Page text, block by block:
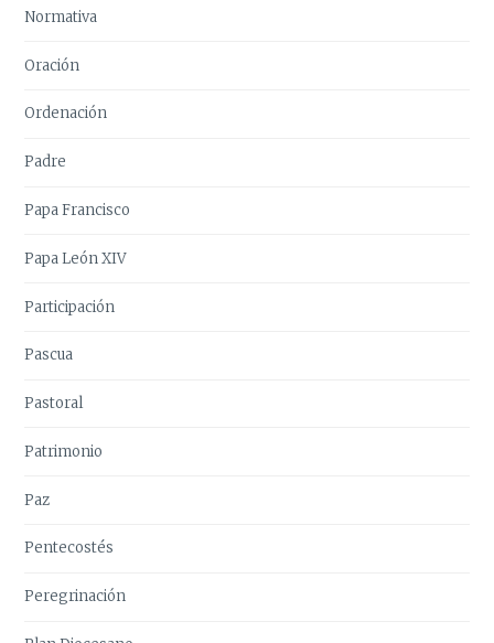
Normativa
Oración
Ordenación
Padre
Papa Francisco
Papa León XIV
Participación
Pascua
Pastoral
Patrimonio
Paz
Pentecostés
Peregrinación